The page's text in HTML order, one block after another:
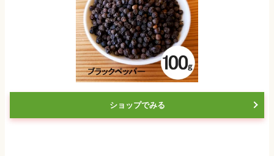
ショップでみる